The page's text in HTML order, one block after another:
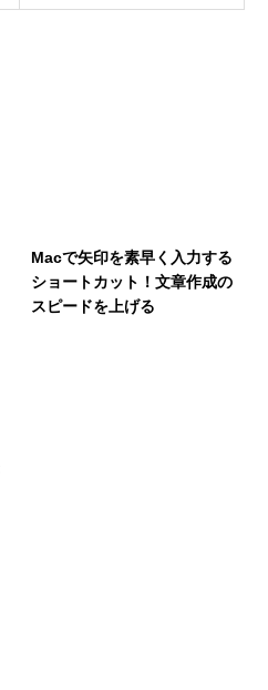
Macで矢印を素早く入力する
ショートカット！文章作成の
スピードを上げる